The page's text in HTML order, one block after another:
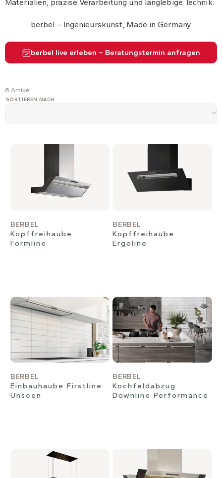
Materialien, präzise Verarbeitung und langlebige Technik.
berbel – Ingenieurskunst, Made in Germany.
berbel live erleben – Beratungstermin anfragen
6 Artikel
SORTIEREN NACH
BERBEL
Kopffreihaube
Formline
BERBEL
Kopffreihaube
Ergoline
BERBEL
Einbauhaube Firstline
Unseen
BERBEL
Kochfeldabzug
Downline Performance